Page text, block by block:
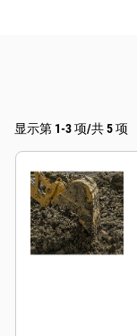
显示第 1-3 项/共 5 项